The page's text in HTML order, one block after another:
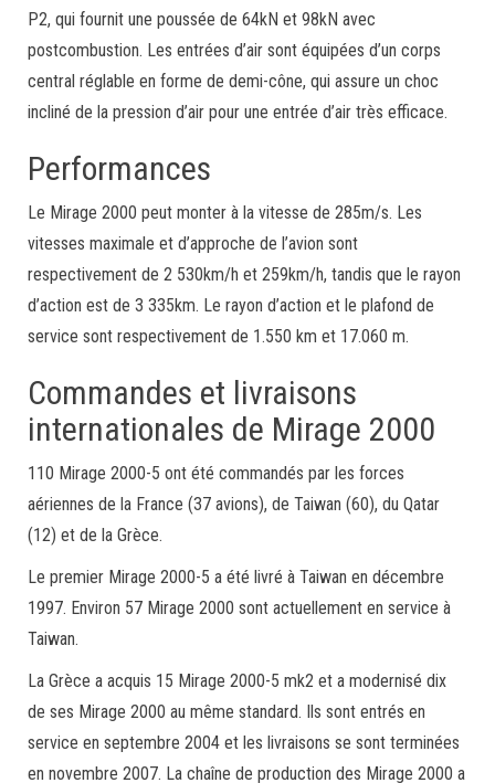
P2, qui fournit une poussée de 64kN et 98kN avec
postcombustion. Les entrées d’air sont équipées d’un corps
central réglable en forme de demi-cône, qui assure un choc
incliné de la pression d’air pour une entrée d’air très efficace.
Performances
Le Mirage 2000 peut monter à la vitesse de 285m/s. Les
vitesses maximale et d’approche de l’avion sont
respectivement de 2 530km/h et 259km/h, tandis que le rayon
d’action est de 3 335km. Le rayon d’action et le plafond de
service sont respectivement de 1.550 km et 17.060 m.
Commandes et livraisons
internationales de Mirage 2000
110 Mirage 2000-5 ont été commandés par les forces
aériennes de la France (37 avions), de Taiwan (60), du Qatar
(12) et de la Grèce.
Le premier Mirage 2000-5 a été livré à Taiwan en décembre
1997. Environ 57 Mirage 2000 sont actuellement en service à
Taiwan.
La Grèce a acquis 15 Mirage 2000-5 mk2 et a modernisé dix
de ses Mirage 2000 au même standard. Ils sont entrés en
service en septembre 2004 et les livraisons se sont terminées
en novembre 2007. La chaîne de production des Mirage 2000 a